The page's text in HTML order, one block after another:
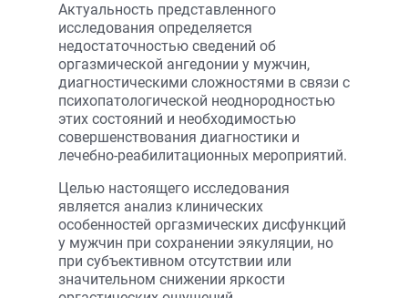
Актуальность представленного
исследования определяется
недостаточностью сведений об
оргазмической ангедонии у мужчин,
диагностическими сложностями в связи с
психопатологической неоднородностью
этих состояний и необходимостью
совершенствования диагностики и
лечебно-реабилитационных мероприятий.
Целью настоящего исследования
является анализ клинических
особенностей оргазмических дисфункций
у мужчин при сохранении эякуляции, но
при субъективном отсутствии или
значительном снижении яркости